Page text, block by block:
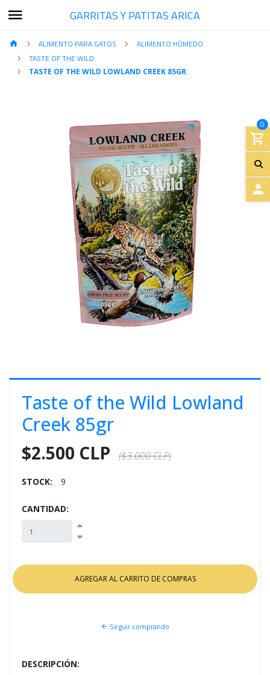
GARRITAS Y PATITAS ARICA
0
ALIMENTO PARA GATOS
ALIMENTO HÚMEDO
TASTE OF THE WILD
TASTE OF THE WILD LOWLAND CREEK 85GR
Taste of the Wild Lowland
Creek 85gr
$2.500 CLP ($3.000 CLP)
STOCK: 9
CANTIDAD:
Seguir comprando
DESCRIPCIÓN: